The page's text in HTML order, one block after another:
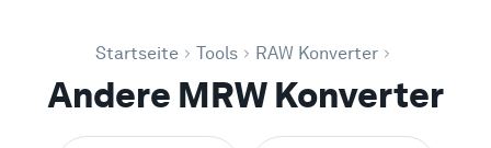
Startseite Tools RAW Konverter
Andere MRW Konverter